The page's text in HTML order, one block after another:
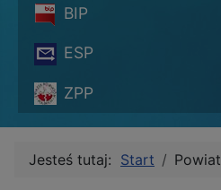
BIP
ESP
ZPP
Jesteś tutaj: Start Powiat